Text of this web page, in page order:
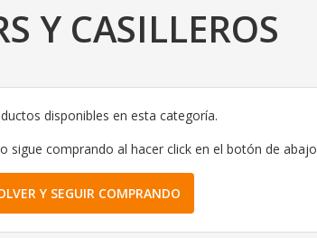
Y CASILLEROS
disponibles en esta categoría.
sigue comprando al hacer click en el botón de abajo
Y SEGUIR COMPRANDO